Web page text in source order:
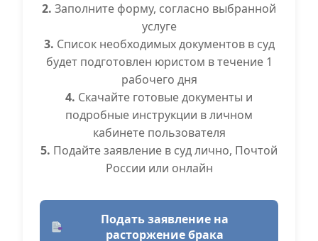
2. Заполните форму, согласно выбранной
услуге
3. Список необходимых документов в суд
будет подготовлен юристом в течение 1
рабочего дня
4. Скачайте готовые документы и
подробные инструкции в личном
кабинете пользователя
5. Подайте заявление в суд лично, Почтой
России или онлайн
Подать заявление на
расторжение брака